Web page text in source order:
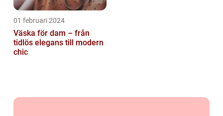
01 februari 2024
Väska för dam – från
tidlös elegans till modern
chic